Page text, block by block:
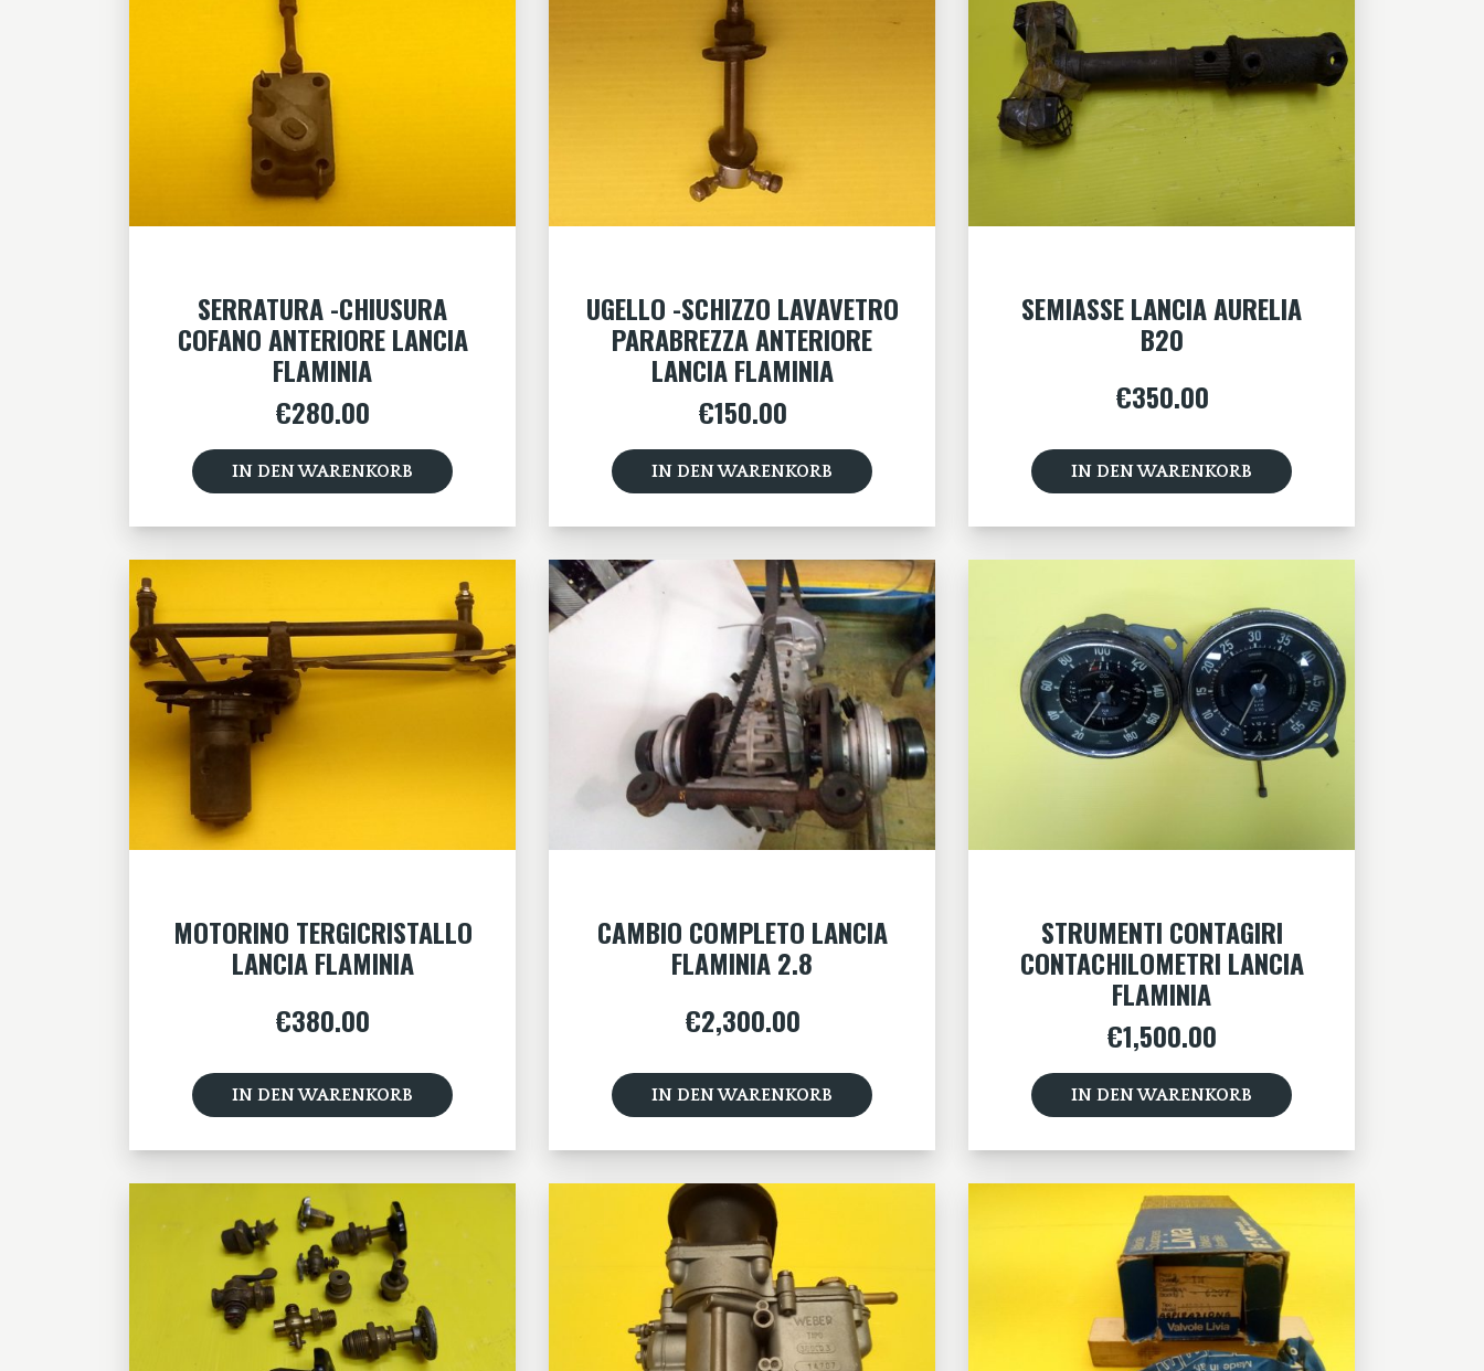
SERRATURA -CHIUSURA
COFANO ANTERIORE LANCIA
FLAMINIA
€280.00
IN DEN WARENKORB
UGELLO -SCHIZZO LAVAVETRO
PARABREZZA ANTERIORE
LANCIA FLAMINIA
€150.00
IN DEN WARENKORB
SEMIASSE LANCIA AURELIA
B20
€350.00
IN DEN WARENKORB
MOTORINO TERGICRISTALLO
LANCIA FLAMINIA
€380.00
IN DEN WARENKORB
CAMBIO COMPLETO LANCIA
FLAMINIA 2.8
€2,300.00
IN DEN WARENKORB
STRUMENTI CONTAGIRI
CONTACHILOMETRI LANCIA
FLAMINIA
€1,500.00
IN DEN WARENKORB